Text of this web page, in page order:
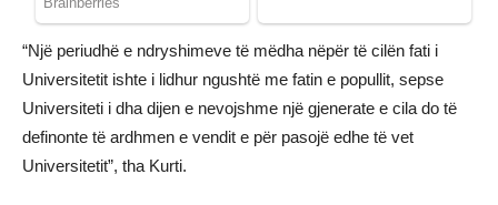
“Një periudhë e ndryshimeve të mëdha nëpër të cilën fati i
Universitetit ishte i lidhur ngushtë me fatin e popullit, sepse
Universiteti i dha dijen e nevojshme një gjenerate e cila do të
definonte të ardhmen e vendit e për pasojë edhe të vet
Universitetit”, tha Kurti.